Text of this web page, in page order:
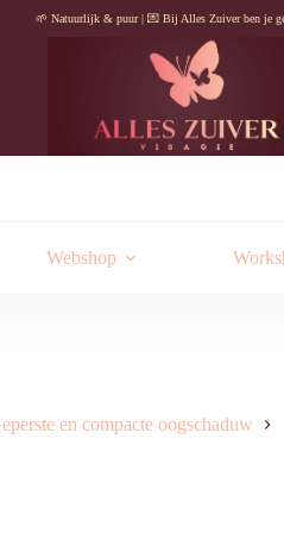
🌱 Natuurlijk & puur | 💌 Bij Alles Zuiver ben je
Webshop
en compacte oogschaduw